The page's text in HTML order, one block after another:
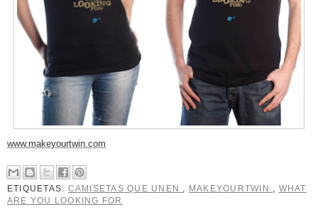
www.makeyourtwin.com
ETIQUETAS: CAMISETAS QUE UNEN MAKEYOURTWIN
WHAT
ARE YOU LOOKING FOR